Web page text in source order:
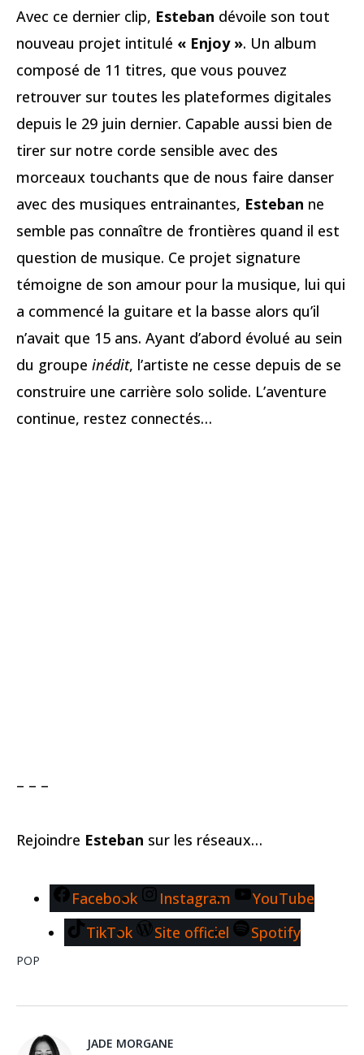
Avec ce dernier clip, Esteban dévoile son tout
nouveau projet intitulé « Enjoy ». Un album
composé de 11 titres, que vous pouvez
retrouver sur toutes les plateformes digitales
depuis le 29 juin dernier. Capable aussi bien de
tirer sur notre corde sensible avec des
morceaux touchants que de nous faire danser
avec des musiques entrainantes, Esteban ne
semble pas connaître de frontières quand il est
question de musique. Ce projet signature
témoigne de son amour pour la musique, lui qui
a commencé la guitare et la basse alors qu’il
n’avait que 15 ans. Ayant d’abord évolué au sein
du groupe inédit, l’artiste ne cesse depuis de se
construire une carrière solo solide. L’aventure
continue, restez connectés…
– – –
Rejoindre Esteban sur les réseaux…
Facebook Instagram
YouTube
TikTok
Site officiel Spotify
POP
JADE MORGANE